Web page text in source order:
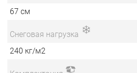
67 см
Снеговая нагрузка
240 кг/м2